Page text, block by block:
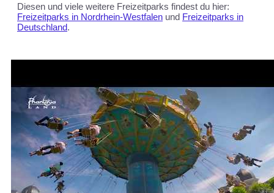
Diesen und viele weitere Freizeitparks findest du hier:
Freizeitparks in Nordrhein-Westfalen und Freizeitparks in
Deutschland.